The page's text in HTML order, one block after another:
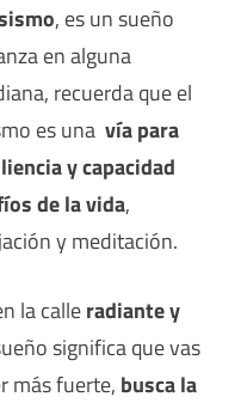
, es un sueño
en alguna
recuerda que el
es una vía para
y capacidad
de la vida,
y meditación.
la calleradiante y
significa que vas
más fuerte, busca la